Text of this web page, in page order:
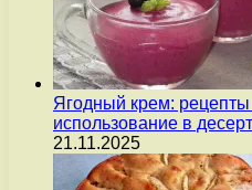
Ягодный крем: рецепты
использование в
21.11.2025